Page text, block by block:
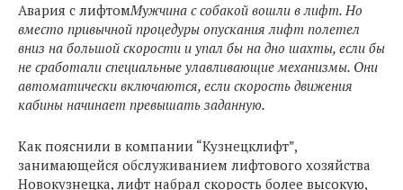
Авария с лифтомМужчина с собакой вошли в лифт. Но
вместо привычной процедуры опускания лифт полетел
вниз на большой скорости и упал бы на дно шахты, если бы
не сработали специальные улавливающие механизмы. Они
автоматически включаются, если скорость движения
кабины начинает превышать заданную.
Как пояснили в компании “Кузнецклифт”,
занимающейся обслуживанием лифтового хозяйства
Новокузнецка, лифт набрал скорость более высокую,